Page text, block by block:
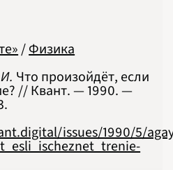
/Физика
Что произойдёт, если
// Квант. — 1990. —
issues/1990/5/